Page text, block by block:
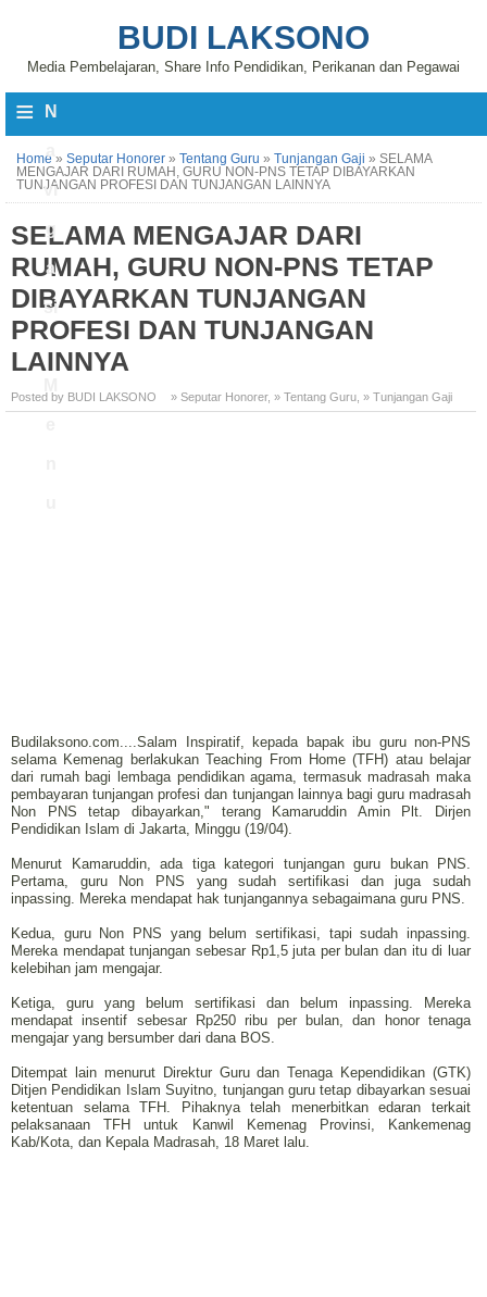
BUDI LAKSONO
Media Pembelajaran, Share Info Pendidikan, Perikanan dan Pegawai
≡ N
vi
g
a
si
Home » Seputar Honorer » Tentang Guru » Tunjangan Gaji » SELAMA
MENGAJAR DARI RUMAH, GURU NON-PNS TETAP DIBAYARKAN
TUNJANGAN PROFESI DAN TUNJANGAN LAINNYA
SELAMA MENGAJAR DARI
RUMAH, GURU NON-PNS TETAP
DIBAYARKAN TUNJANGAN
PROFESI DAN TUNJANGAN
LAINNYA
Posted by BUDI LAKSONO » Seputar Honorer, » Tentang Guru » Tunjangan Gaji
Budilaksono.com....Salam Inspiratif, kepada bapak ibu guru non-PNS
selama Kemenag berlakukan Teaching From Home (TFH) atau belajar
dari rumah bagi lembaga pendidikan agama, termasuk madrasah maka
pembayaran tunjangan profesi dan tunjangan lainnya bagi guru madrasah
Non PNS tetap dibayarkan," terang Kamaruddin Amin Plt. Dirjen
Pendidikan Islam di Jakarta, Minggu (19/04).
Menurut Kamaruddin, ada tiga kategori tunjangan guru bukan PNS.
Pertama, guru Non PNS yang sudah sertifikasi dan juga sudah
inpassing. Mereka mendapat hak tunjangannya sebagaimana guru PNS.
Kedua, guru Non PNS yang belum sertifikasi, tapi sudah inpassing.
Mereka mendapat tunjangan sebesar Rp1,5 juta per bulan dan itu di luar
kelebihan jam mengajar.
Ketiga, guru yang belum sertifikasi dan belum inpassing. Mereka
mendapat insentif sebesar Rp250 ribu per bulan, dan honor tenaga
mengajar yang bersumber dari dana BOS.
Ditempat lain menurut Direktur Guru dan Tenaga Kependidikan (GTK)
Ditjen Pendidikan Islam Suyitno, tunjangan guru tetap dibayarkan sesuai
ketentuan selama TFH. Pihaknya telah menerbitkan edaran terkait
pelaksanaan TFH untuk Kanwil Kemenag Provinsi, Kankemenag
Kab/Kota, dan Kepala Madrasah, 18 Maret lalu.